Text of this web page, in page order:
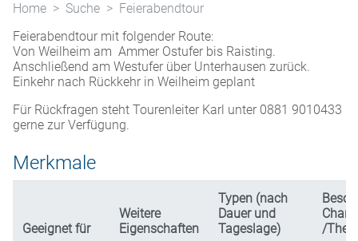
Home Suche
Feierabendtour
Feierabendtour mit folgender Route:
Von Weilheim am Ammer Ostufer bis Raisting.
Anschließend am Westufer über Unterhausen zurück.
Einkehr nach Rückkehr in Weilheim geplant
Für Rückfragen steht Tourenleiter Karl unter 0881 9010433
gerne zur Verfügung.
Merkmale
Geeignet für
Weitere
Eigenschaften
Typen (nach
Dauer und
Tageslage)
/